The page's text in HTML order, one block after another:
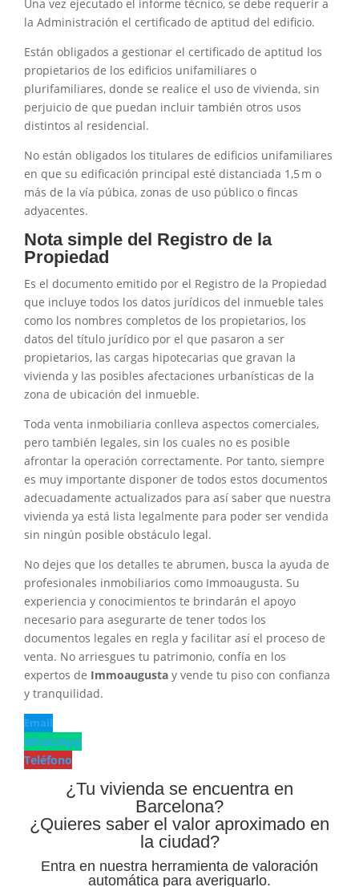
Una vez ejecutado el informe técnico, se debe requerir a
la Administración el certificado de aptitud del edificio.
Están obligados a gestionar el certificado de aptitud los
propietarios de los edificios unifamiliares o
plurifamiliares, donde se realice el uso de vivienda, sin
perjuicio de que puedan incluir también otros usos
distintos al residencial.
No están obligados los titulares de edificios unifamiliares
en que su edificación principal esté distanciada 1,5 m o
más de la vía púbica, zonas de uso público o fincas
adyacentes.
Nota simple del Registro de la
Propiedad
Es el documento emitido por el Registro de la Propiedad
que incluye todos los datos jurídicos del inmueble tales
como los nombres completos de los propietarios, los
datos del título jurídico por el que pasaron a ser
propietarios, las cargas hipotecarias que gravan la
vivienda y las posibles afectaciones urbanísticas de la
zona de ubicación del inmueble.
Toda venta inmobiliaria conlleva aspectos comerciales,
pero también legales, sin los cuales no es posible
afrontar la operación correctamente. Por tanto, siempre
es muy importante disponer de todos estos documentos
adecuadamente actualizados para así saber que nuestra
vivienda ya está lista legalmente para poder ser vendida
sin ningún posible obstáculo legal.
No dejes que los detalles te abrumen, busca la ayuda de
profesionales inmobiliarios como Immoaugusta. Su
experiencia y conocimientos te brindarán el apoyo
necesario para asegurarte de tener todos los
documentos legales en regla y facilitar así el proceso de
venta. No arriesgues tu patrimonio, confía en los
expertos de Immoaugusta y vende tu piso con confianza
y tranquilidad.
Email
WhatsApp
Teléfono
¿Tu vivienda se encuentra en
Barcelona?
¿Quieres saber el valor aproximado en
la ciudad?
Entra en nuestra herramienta de valoración
automática para averiguarlo.